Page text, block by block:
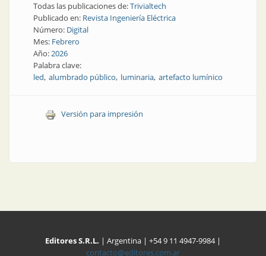
Todas las publicaciones de:Trivialtech
Publicado en: Revista Ingeniería Eléctrica
Número: Digital
Mes: Febrero
Año:2026
Palabra clave:
led alumbrado público luminaria artefacto lumínico
Versión para impresión
Editores S.R.L. | Argentina | +54 9 11 4947-9984 |
contacto@editores.com.ar